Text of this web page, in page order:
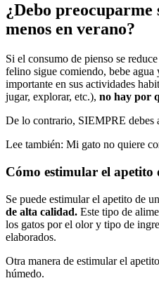
¿Debo preocuparme
menos en verano?
Si el consumo de pienso se
felino sigue comiendo, bebe
importante en sus actividades
jugar, explorar, etc.), no hay por
De lo contrario, SIEMPRE debes
Lee también: Mi gato no quiere
Cómo estimular el apetito
Se puede estimular el apetito de
de alta calidad. Este tipo de
los gatos por el olor y tipo de
elaborados.
Otra manera de estimular el
húmedo.